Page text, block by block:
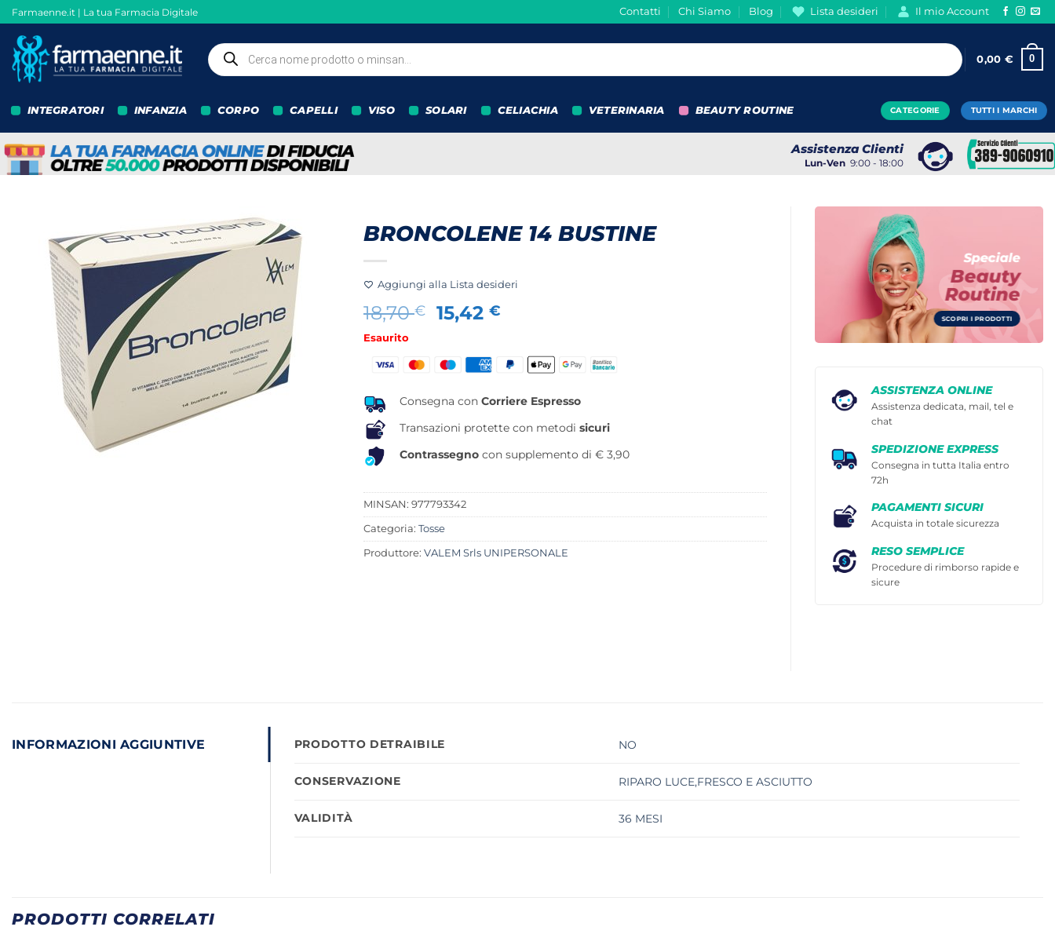
Salta
ai
contenuti
Farmaenne.it | La tua Farmacia Digitale Contatti Chi Siamo Blog Lista desideri Il mio Account
Ricerca
prodotti
0,00 € 0
INTEGRATORI INFANZIA CORPO CAPELLI VISO SOLARI CELIACHIA VETERINARIA BEAUTY ROUTINE CATEGORIE TUTTI I MARCHI
Assistenza Clienti
Lun-Ven 9:00 - 18:00
BRONCOLENE 14 BUSTINE
Aggiungi alla Lista desideri
18,70€
Il
era:
15,42€
attuale
è:
Esaurito
Consegna con Corriere Espresso
Transazioni protette con metodi sicuri
Contrassegno con supplemento di € 3,90
MINSAN: 977793342
Categoria: Tosse
Produttore: VALEM Srls UNIPERSONALE
Speciale
Beauty
Routine
SCOPRI I PRODOTTI
ASSISTENZA ONLINE
Assistenza dedicata, mail, tel e
chat
SPEDIZIONE EXPRESS
Consegna in tutta Italia entro
72h
PAGAMENTI SICURI
Acquista in totale sicurezza
RESO SEMPLICE
Procedure di rimborso rapide e
sicure
INFORMAZIONI AGGIUNTIVE PRODOTTO DETRAIBILE NO
CONSERVAZIONE RIPARO LUCE,FRESCO E ASCIUTTO
VALIDITÀ 36 MESI
PRODOTTI CORRELATI